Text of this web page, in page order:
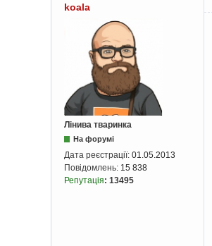
koala
Лінива тваринка
На форумі
Дата реєстрації: 01.05.2013
Повідомлень: 15 838
Репутація: 13495